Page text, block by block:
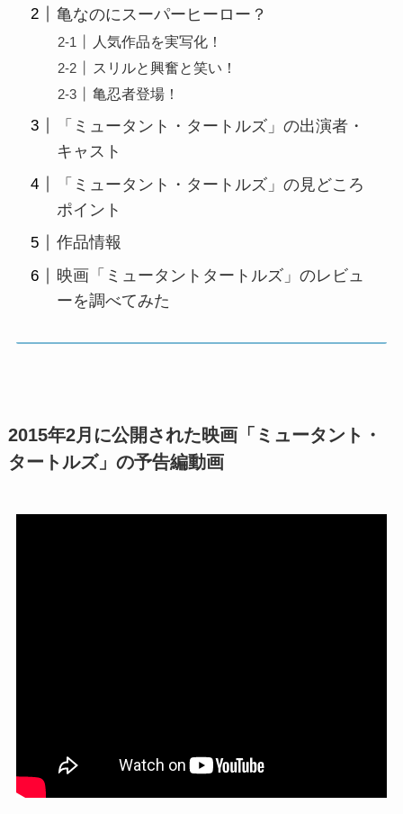
亀なのにスーパーヒーロー？
人気作品を実写化！
スリルと興奮と笑い！
亀忍者登場！
「ミュータント・タートルズ」の出演者・
キャスト
「ミュータント・タートルズ」の見どころ
ポイント
作品情報
映画「ミュータントタートルズ」のレビュ
ーを調べてみた
2015年2月に公開された映画「ミュータント・
タートルズ」の予告編動画